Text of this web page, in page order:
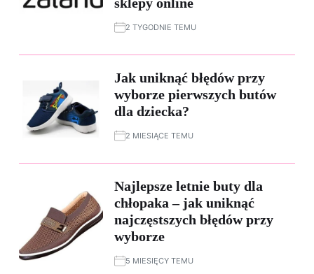
2 TYGODNIE TEMU
Jak uniknąć błędów przy
wyborze pierwszych butów
dla dziecka?
2 MIESIĄCE TEMU
Najlepsze letnie buty dla
chłopaka – jak uniknąć
najczęstszych błędów przy
wyborze
5 MIESIĘCY TEMU